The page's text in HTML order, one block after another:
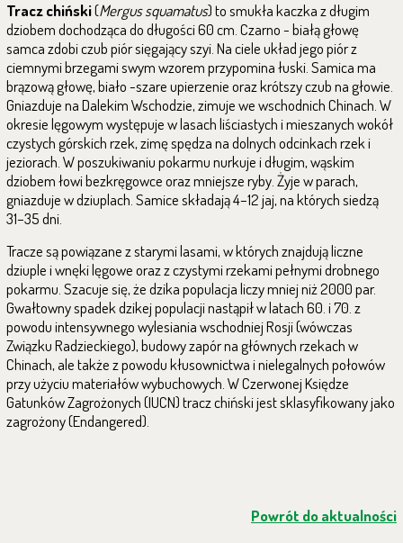
Tracz chiński(Mergus squamatus) to smukła kaczka z długim
dziobem dochodząca do długości 60 cm. Czarno - białą głowę
samca zdobi czub piór sięgający szyi. Na ciele układ jego piór z
ciemnymi brzegami swym wzorem przypomina łuski. Samica ma
brązową głowę, biało -szare upierzenie oraz krótszy czub na głowie.
Gniazduje na Dalekim Wschodzie, zimuje we wschodnich Chinach. W
okresie lęgowym występuje w lasach liściastych i mieszanych wokół
czystych górskich rzek, zimę spędza na dolnych odcinkach rzek i
jeziorach. W poszukiwaniu pokarmu nurkuje i długim, wąskim
dziobem łowi bezkręgowce oraz mniejsze ryby. Żyje w parach,
gniazduje w dziuplach. Samice składają 4–12 jaj, na których siedzą
31–35 dni.
Tracze są powiązane z starymi lasami, w których znajdują liczne
dziuple i wnęki lęgowe oraz z czystymi rzekami pełnymi drobnego
pokarmu. Szacuje się, że dzika populacja liczy mniej niż 2000 par.
Gwałtowny spadek dzikej populacji nastąpił w latach 60. i 70. z
powodu intensywnego wylesiania wschodniej Rosji (wówczas
Związku Radzieckiego), budowy zapór na głównych rzekach w
Chinach, ale także z powodu kłusownictwa i nielegalnych połowów
przy użyciu materiałów wybuchowych. W Czerwonej Księdze
Gatunków Zagrożonych (IUCN) tracz chiński jest sklasyfikowany jako
zagrożony (Endangered).
Powrót do aktualności